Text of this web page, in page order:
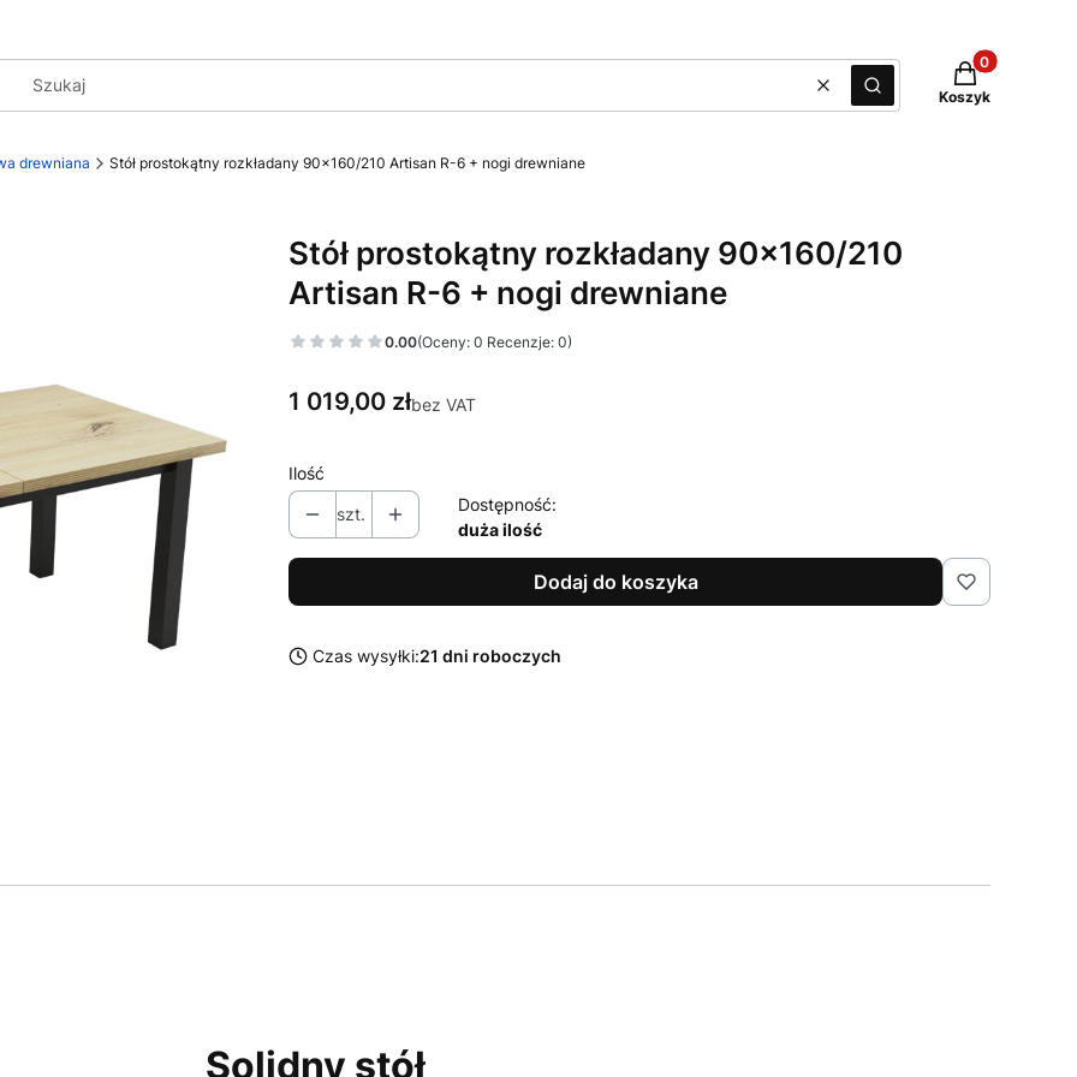
WyczyśćSzukaj
Produkty w
Koszyk
drewniana Stół prostokątny rozkładany 90x160/210 Artisan R-6 + nogi drewniane
Stół prostokątny rozkładany 90x160/210
Artisan R-6 + nogi drewniane
0.00(Oceny: 0 Recenzje: 0)
Cena
1 019,00 złbez VAT
Ilość
szt.
Dostępność:
duża ilość
Dodaj do koszyka
Czas wysyłki:21 dni roboczych
Solidny stół